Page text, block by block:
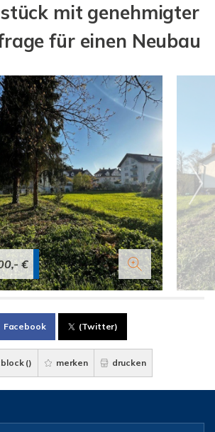
mit genehmigter
für einen Neubau
€
Facebook (Twitter)
() merken drucken